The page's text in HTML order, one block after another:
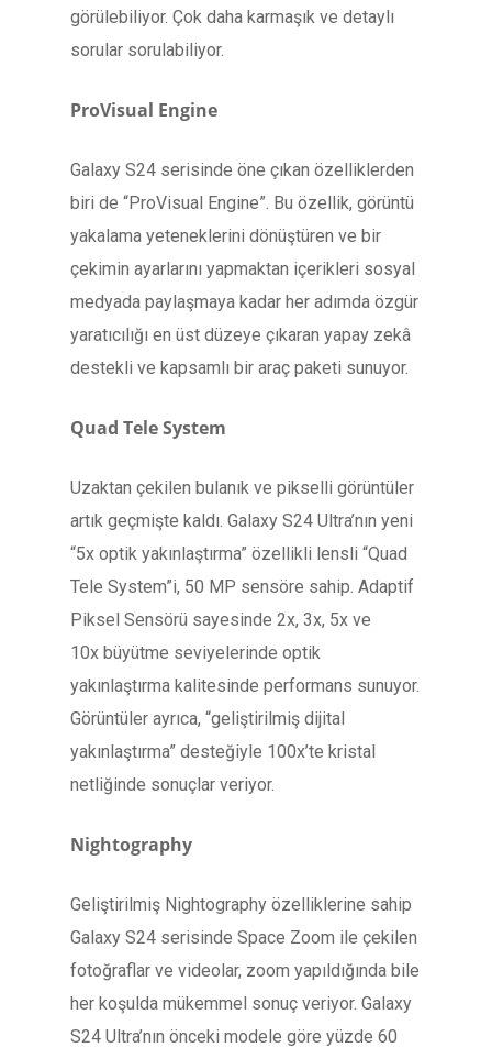
görülebiliyor. Çok daha karmaşık ve detaylı
sorular sorulabiliyor.
ProVisual Engine
Galaxy S24 serisinde öne çıkan özelliklerden
biri de “ProVisual Engine”. Bu özellik, görüntü
yakalama yeteneklerini dönüştüren ve bir
çekimin ayarlarını yapmaktan içerikleri sosyal
medyada paylaşmaya kadar her adımda özgür
yaratıcılığı en üst düzeye çıkaran yapay zekâ
destekli ve kapsamlı bir araç paketi sunuyor.
Quad Tele System
Uzaktan çekilen bulanık ve pikselli görüntüler
artık geçmişte kaldı. Galaxy S24 Ultra’nın yeni
“5x optik yakınlaştırma” özellikli lensli “Quad
Tele System”i, 50 MP sensöre sahip. Adaptif
Piksel Sensörü sayesinde 2x, 3x, 5x ve
10x büyütme seviyelerinde optik
yakınlaştırma kalitesinde performans sunuyor.
Görüntüler ayrıca, “geliştirilmiş dijital
yakınlaştırma” desteğiyle 100x’te kristal
netliğinde sonuçlar veriyor.
Nightography
Geliştirilmiş Nightography özelliklerine sahip
Galaxy S24 serisinde Space Zoom ile çekilen
fotoğraflar ve videolar, zoom yapıldığında bile
her koşulda mükemmel sonuç veriyor. Galaxy
S24 Ultra’nın önceki modele göre yüzde 60